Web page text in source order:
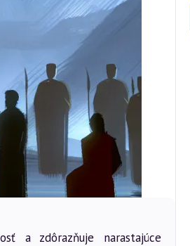
a zdôrazňuje narastajúce